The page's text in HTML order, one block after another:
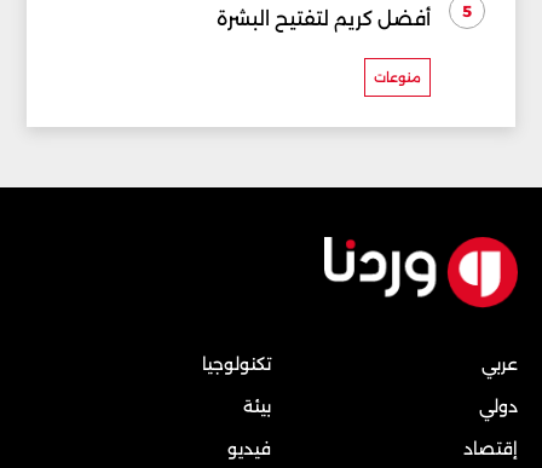
5 أفضل كريم لتفتيح البشرة
منوعات
عربي
دولي
إقتصاد
تكنولوجيا
بيئة
فيديو